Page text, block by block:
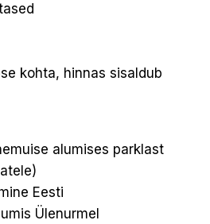
kohta, hinnas sisaldub
alumises parklast
Eesti
Ülenurmel